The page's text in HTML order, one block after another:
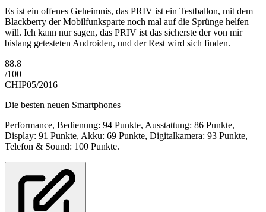
Es ist ein offenes Geheimnis, das PRIV ist ein Testballon, mit dem
Blackberry der Mobilfunksparte noch mal auf die Sprünge helfen
will. Ich kann nur sagen, das PRIV ist das sicherste der von mir
bislang getesteten Androiden, und der Rest wird sich finden.
88.8
/100
CHIP05/2016
Die besten neuen Smartphones
Performance, Bedienung: 94 Punkte, Ausstattung: 86 Punkte,
Display: 91 Punkte, Akku: 69 Punkte, Digitalkamera: 93 Punkte,
Telefon & Sound: 100 Punkte.